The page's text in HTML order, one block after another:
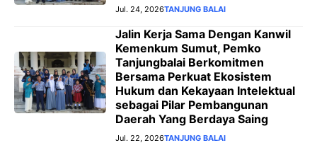
Jul. 24, 2026TANJUNG BALAI
Jalin Kerja Sama Dengan Kanwil
Kemenkum Sumut, Pemko
Tanjungbalai Berkomitmen
Bersama Perkuat Ekosistem
Hukum dan Kekayaan Intelektual
sebagai Pilar Pembangunan
Daerah Yang Berdaya Saing
Jul. 22, 2026TANJUNG BALAI